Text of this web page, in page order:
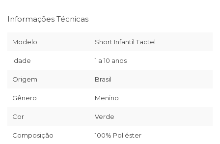
Informações Técnicas
Modelo Short Infantil Tactel
Idade 1 a 10 anos
Origem Brasil
Gênero Menino
Cor Verde
Composição 100% Poliéster